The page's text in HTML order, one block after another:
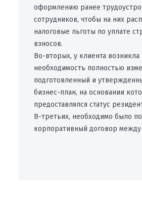
оформлению ранее
сотрудников, чтобы на них
налоговые льготы по уплате
взносов.
Во-вторых, у клиента возникла
необходимость полностью
подготовленный и
бизнес-план, на основании
предоставлялся статус
В-третьих, необходимо было
корпоративный договор между